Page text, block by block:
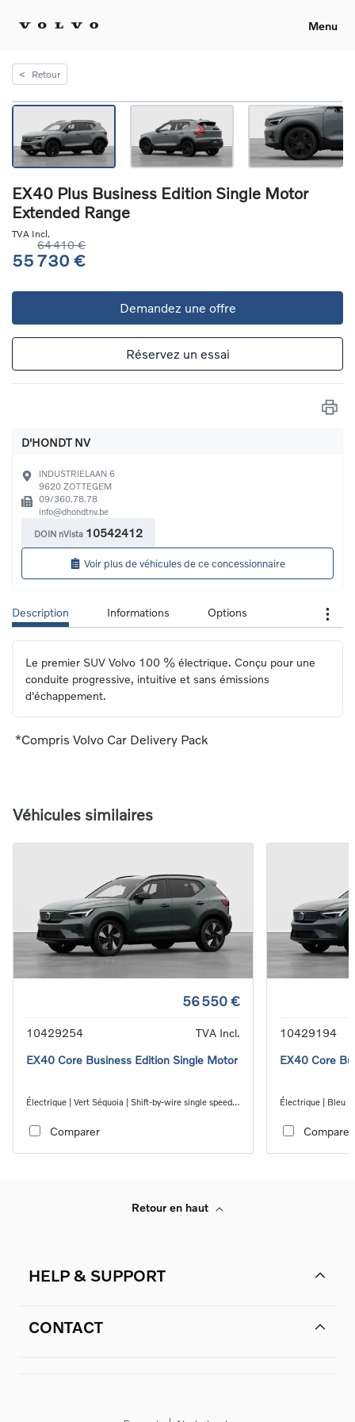
Menu
< Retour
EX40 Plus Business Edition Single Motor
Extended Range
TVA Incl.
64 410 €
55 730 €
Demandez une offre
Réservez un essai
D'HONDT NV
INDUSTRIELAAN 6
9620 ZOTTEGEM
09/360.78.78
info@dhondtnv.be
DOIN nVista 10542412
Voir plus de véhicules de ce concessionnaire
Description Informations Options
Le premier SUV Volvo 100 % électrique. Conçu pour une
conduite progressive, intuitive et sans émissions
d'échappement.
*Compris Volvo Car Delivery Pack
Véhicules similaires
56 550 €
10429254
TVA Incl.
EX40 Core Business Edition Single Motor
Électrique | Vert Séquoia | Shift-by-wire single speed
Comparer
10429194
EX40 Core
Électrique | Bleu
Comparer
Retour en haut
HELP & SUPPORT
CONTACT